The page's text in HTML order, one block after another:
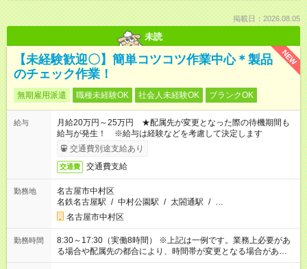
掲載日：2026.08.05
未読
NEW
【未経験歓迎〇】簡単コツコツ作業中心＊製品
のチェック作業！
無期雇用派遣 職種未経験OK 社会人未経験OK ブランクOK
給与
月給20万円～25万円 ★配属先が変更となった際の待機期間も
給与が発生！ ※給与は経験などを考慮して決定します
交通費別途支給あり
交通費 交通費支給
勤務地
名古屋市中村区
名鉄名古屋駅 / 中村公園駅 / 太閤通駅 / …
名古屋市中村区
勤務時間
8:30～17:30（実働8時間） ※上記は一例です。業務上必要があ
る場合や配属先の都合により、時間帯が変更となる場合があり
ます。